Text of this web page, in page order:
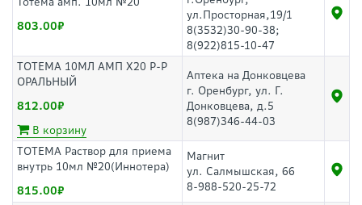
803.00
ул.Просторная,19/1
8(3532)30-90-38;
8(922)815-10-47
ТОТЕМА 10МЛ АМП Х20 Р-Р
ОРАЛЬНЫЙ
812.00
В корзину
Аптека на Донковцева
г. Оренбург, ул. Г.
Донковцева, д.5
8(987)346-44-03
ТОТЕМА Раствор для приема
внутрь 10мл №20(Иннотера)
815.00
Магнит
ул. Салмышская, 66
8-988-520-25-72